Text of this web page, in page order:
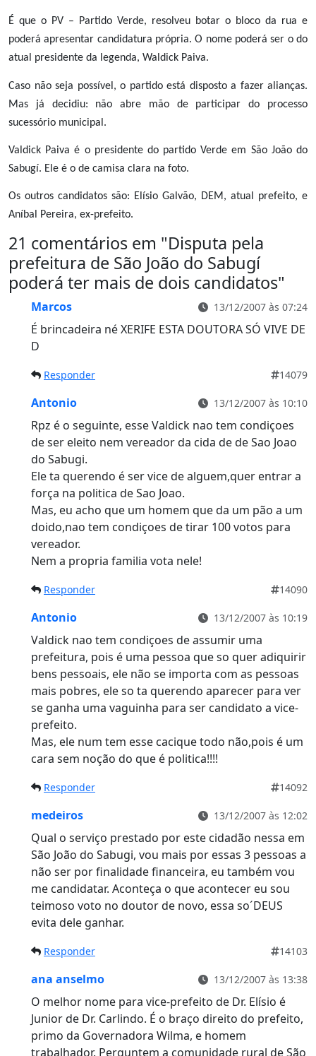
É que o PV – Partido Verde, resolveu botar o bloco da rua e
poderá apresentar candidatura própria. O nome poderá ser o do
atual presidente da legenda, Waldick Paiva.
Caso não seja possível, o partido está disposto a fazer alianças.
Mas já decidiu: não abre mão de participar do processo
sucessório municipal.
Valdick Paiva é o presidente do partido Verde em São João do
Sabugí. Ele é o de camisa clara na foto.
Os outros candidatos são: Elísio Galvão, DEM, atual prefeito, e
Aníbal Pereira, ex-prefeito.
21 comentários em "Disputa pela
prefeitura de São João do Sabugí
poderá ter mais de dois candidatos"
Marcos 13/12/2007 às 07:24
É brincadeira né XERIFE ESTA DOUTORA SÓ VIVE DE
D
Responder 14079
Antonio 13/12/2007 às 10:10
Rpz é o seguinte, esse Valdick nao tem condiçoes
de ser eleito nem vereador da cida de de Sao Joao
do Sabugi.
Ele ta querendo é ser vice de alguem,quer entrar a
força na politica de Sao Joao.
Mas, eu acho que um homem que da um pão a um
doido,nao tem condiçoes de tirar 100 votos para
vereador.
Nem a propria familia vota nele!
Responder 14090
Antonio 13/12/2007 às 10:19
Valdick nao tem condiçoes de assumir uma
prefeitura, pois é uma pessoa que so quer adiquirir
bens pessoais, ele não se importa com as pessoas
mais pobres, ele so ta querendo aparecer para ver
se ganha uma vaguinha para ser candidato a vice-
prefeito.
Mas, ele num tem esse cacique todo não,pois é um
cara sem noção do que é politica!!!!
Responder 14092
medeiros 13/12/2007 às 12:02
Qual o serviço prestado por este cidadão nessa em
São João do Sabugi, vou mais por essas 3 pessoas a
não ser por finalidade financeira, eu também vou
me candidatar. Aconteça o que acontecer eu sou
teimoso voto no doutor de novo, essa so´DEUS
evita dele ganhar.
Responder 14103
ana anselmo 13/12/2007 às 13:38
O melhor nome para vice-prefeito de Dr. Elísio é
Junior de Dr. Carlindo. É o braço direito do prefeito,
primo da Governadora Wilma, e homem
trabalhador. Perguntem a comunidade rural de São